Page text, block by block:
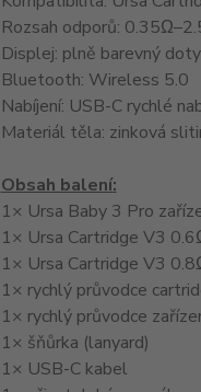
Rozsah odporů:
Displej: plně barevný
Bluetooth: Wireless 5.0
Nabíjení: USB-C rychlé
Materiál těla: zinková
Obsah balení:
1× Ursa Baby 3 Pro
1× Ursa Cartridge V3
1× Ursa Cartridge V3
1× rychlý průvodce
1× rychlý průvodce
1× šňůrka (lanyard)
1× USB-C kabel